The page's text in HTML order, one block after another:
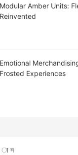
Modular Amber Units:
Reinvented
Emotional
Frosted Experiences
া স